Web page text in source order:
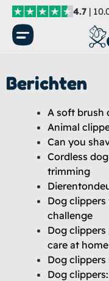
naar
4.7 |
Berichten
A soft brush
Animal
Can you
Cordless
trimming
Dog
challenge
Dog
care at home
Dog
Dog